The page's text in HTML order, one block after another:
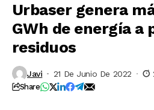
Urbaser genera
GWh de energía a
residuos
Javi 21 De Junio De 2022
Share